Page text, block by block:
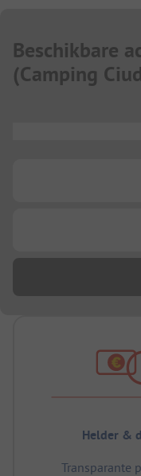
Beschikbare
(Camping
Helder &
Transparante